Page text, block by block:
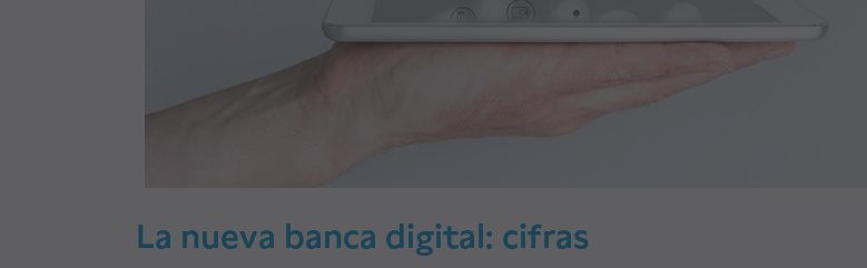
La nueva banca digital: cifras